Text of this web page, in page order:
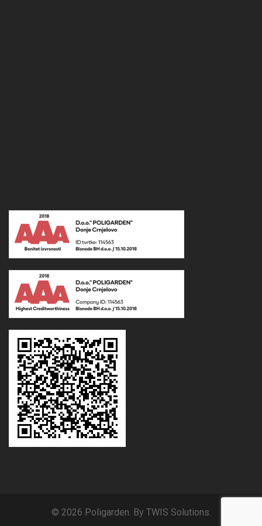
© 2026 Poligarden. By TWIS Solutions.